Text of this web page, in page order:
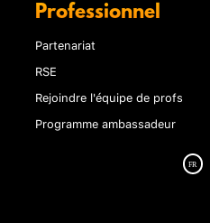
Professionnel
Partenariat
RSE
Rejoindre l'équipe de profs
Programme ambassadeur